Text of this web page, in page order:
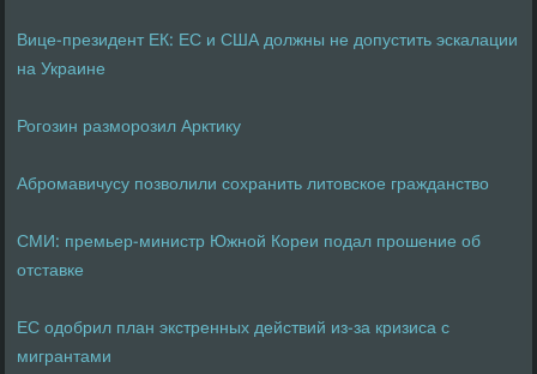
Вице-президент ЕК: ЕС и США должны не допустить эскалации
на Украине
Рогозин разморозил Арктику
Абромавичусу позволили сохранить литовское гражданство
СМИ: премьер-министр Южной Кореи подал прошение об
отставке
ЕС одобрил план экстренных действий из-за кризиса с
мигрантами